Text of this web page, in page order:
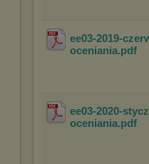
ee03-2019-
oceniania.pdf
ee03-2020-
oceniania.pdf